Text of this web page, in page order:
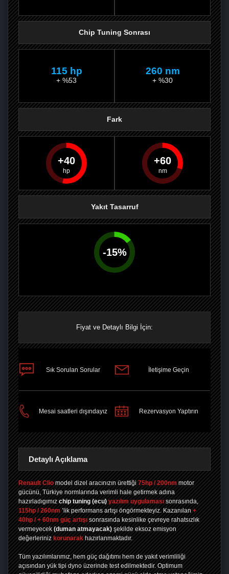
PAYLAŞPAYLAŞPLUS'TA
Chip Tuning Sonrası
115 hp
+ %53
260 nm
+ %30
Fark
40 60
Yakıt Tasarruf
-15%
Fiyat ve Detaylı Bilgi İçin:
Sık Sorulan Sorular İletişime Geçin
Mesai saatleri dışındayız Rezervasyon Yaptırın
Detaylı Açıklama
Renault Clio model dizel aracınızın ürettiği 75hp / 200nm motor
gücünü, Türkiye normlarında verimli hale getirmek adına
hazırladıgımız chip tuning (ecu) yazılım uygulaması sonrasında,
115hp / 260nm ’lik performans artışı öngörmekteyiz. Kazanılan +
40hp / + 60nm güç artışı sonrasında kesinlike çevreye rahatsızlık
vermeyecek (duman atmayacak) şekilde eksoz emisyon
değerleriniz korunarak hazırlanmaktadır.
Tüm yazılımlarımız, hem güç dağıtımı hem de yakıt verimliliği
açısından yük tipi dyno üzerinde test edilmektedir. Optimum